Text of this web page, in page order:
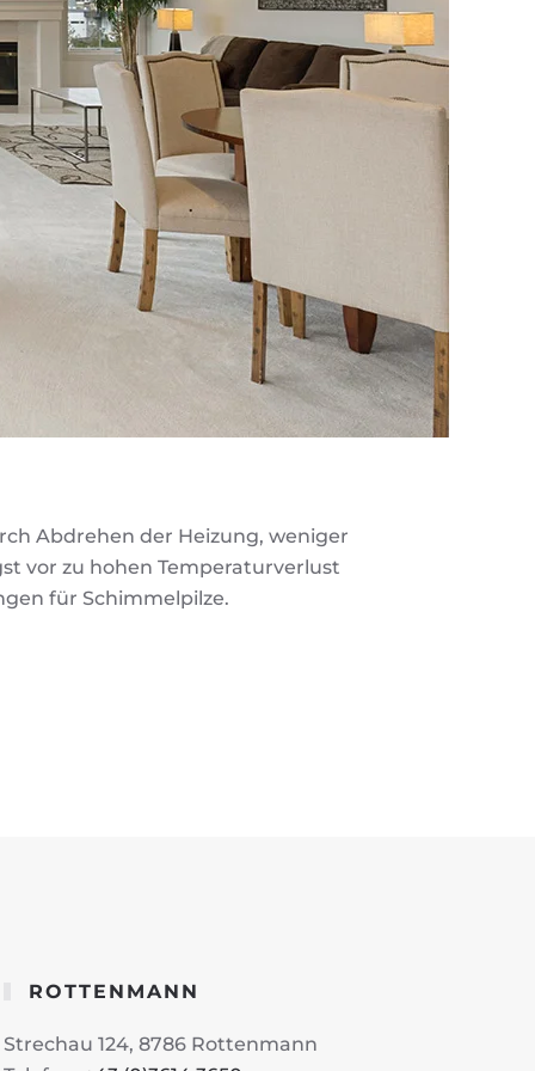
Abdrehen der Heizung, weniger
vor zu hohen Temperaturverlust
für Schimmelpilze.
ROTTENMANN
Strechau 124, 8786 Rottenmann